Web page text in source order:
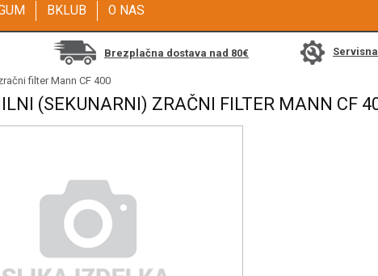
BKLUB O NAS
Brezplačna dostava nad 80€
filter Mann CF 400
(SEKUNARNI) ZRAČNI FILTER MANN CF